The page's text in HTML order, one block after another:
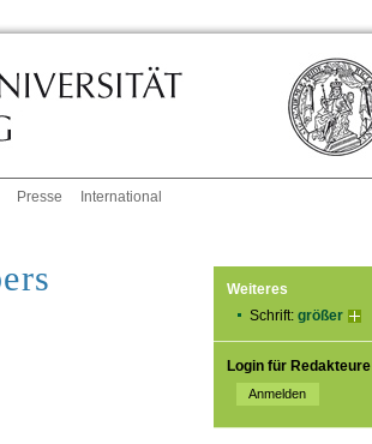
Presse International
Weiteres
Schrift: größer
Login für Redakteure